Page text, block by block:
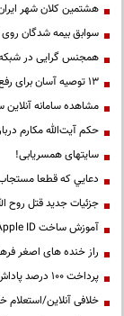
هشتمین کلان شهر
سوابق بیمه شدگان
همجنس گرایی در
13 توصیه آسان برای رفع بوی بد دهان
مشاهده سامانه آنلاين
حكم آيت‌الله مكارم
سایتهای همسریابی!
دعايي كه قطعا
جزئیات جدید قتل روح
آموزش ساخت Apple ID برای کاربران ایرانی
راز خنده های اصغر
پرداخت ۱۰۰ درصد پاداش پایان خدمت فرهنگیان
خلافی آنلاین/استعلام